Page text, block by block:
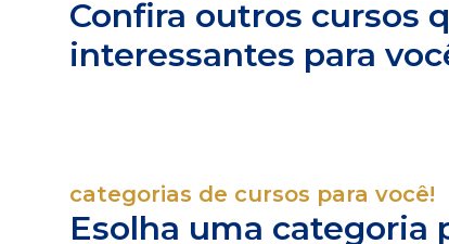
Confira outros cursos
interessantes para
categorias de cursos para você!
Esolha uma categoria